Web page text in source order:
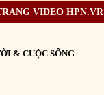
VIDEO HPN.VR
& CUỘC SỐNG